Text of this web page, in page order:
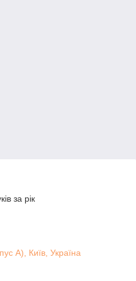
за рік
А), Київ, Україна